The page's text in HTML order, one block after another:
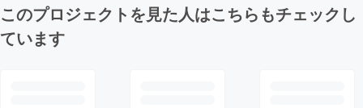
このプロジェクトを見た人はこちらもチェックし
ています